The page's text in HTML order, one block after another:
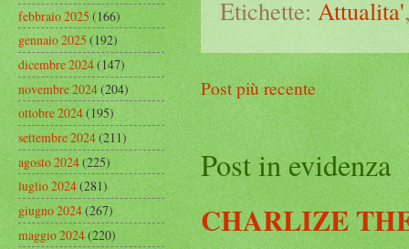
Etichette: Attualita'
Post più recente
Post in evidenza
CHARLIZE
febbraio 2025(166)
gennaio 2025(192)
dicembre 2024(147)
novembre 2024(204)
ottobre 2024(195)
settembre 2024(211)
agosto 2024(225)
luglio 2024(281)
giugno 2024(267)
maggio 2024(220)